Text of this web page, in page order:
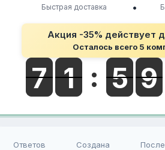
Быстрая доставка
•
Акция -35% действует
Осталось всего 5
Ответов Создана